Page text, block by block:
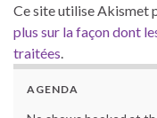
Ce site utilise Akismet
plus sur la façon dont
traitées.
AGENDA